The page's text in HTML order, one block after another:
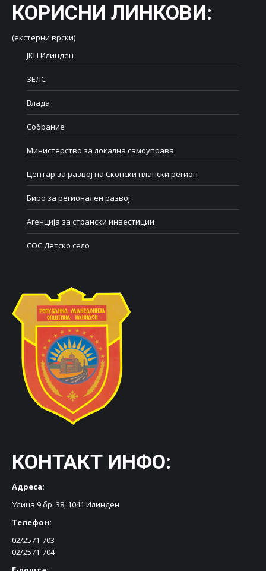
КОРИСНИ ЛИНКОВИ:
(екстерни врски)
ЈКП Илинден
ЗЕЛС
Влада
Собрание
Министерство за локална самоуправа
Центар за развој на Скопски плански регион
Биро за регионален развој
Агенција за странски инвестиции
СОС Детско село
КОНТАКТ ИНФО:
Адреса:
Улица 9 бр. 38, 1041 Илинден
Телефон:
02/2571-703
02/2571-704